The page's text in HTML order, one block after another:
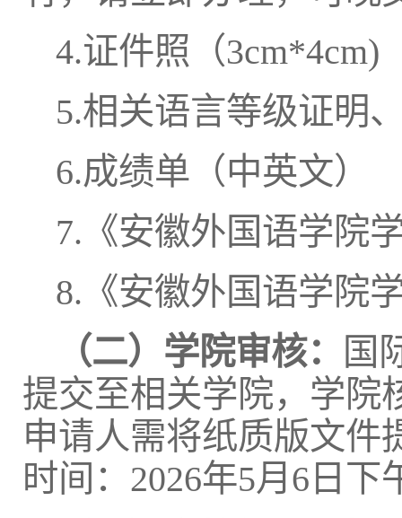
4.证件照（3cm*4cm)
5.相关语言等级证明
6.成绩单（中英文）
7.《安徽外国语学院
8.《安徽外国语学院
（二）学院审核：
国
提交至相关学院，学院
申请人需将纸质版文件
时间：2026年5月6日下